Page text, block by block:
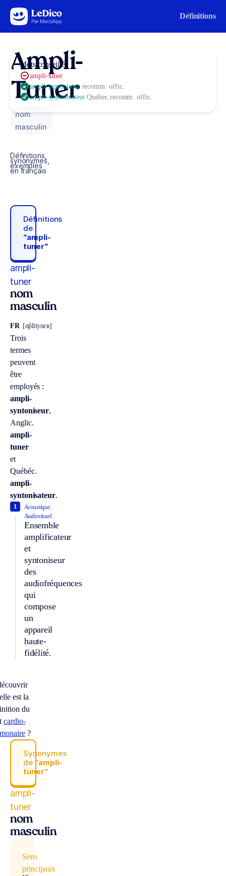
Aller au contenu Définitions
Ampli-
Tuner
nom
masculin
Définitions,
synonymes,
exemples
en français
Définitions
de
“ampli-
tuner“
ampli-
tuner
nom
masculin
FR [ɑ̃plitynɛʀ]
Trois
termes
peuvent
être
employés :
ampli-
syntoniseur,
Anglic.
ampli-
tuner
et
Québéc.
ampli-
syntonisateur.
Acoustique.
Audiovisuel.
Ensemble
amplificateur
et
syntoniseur
des
audiofréquences
qui
compose
un
appareil
haute-
fidélité.
1
est la
du
cardio-
?
Synonymes
de “ampli-
tuner“
ampli-
tuner
nom
masculin
Sens
principaux
Mots conseillés
ampli-tuner
ampli-syntoniseur recomm. offic.
ampli-syntonisateurQuébec.recomm. offic.